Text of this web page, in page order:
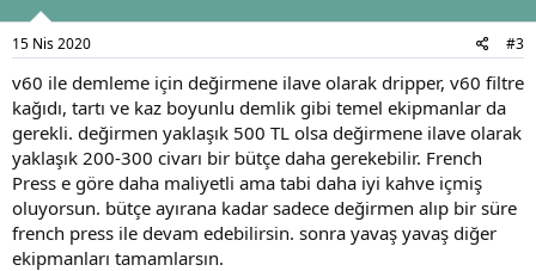
15 Nis 2020 #3
v60 ile demleme için değirmene ilave olarak dripper, v60 filtre
kağıdı, tartı ve kaz boyunlu demlik gibi temel ekipmanlar da
gerekli. değirmen yaklaşık 500 TL olsa değirmene ilave olarak
yaklaşık 200-300 civarı bir bütçe daha gerekebilir. French
Press e göre daha maliyetli ama tabi daha iyi kahve içmiş
oluyorsun. bütçe ayırana kadar sadece değirmen alıp bir süre
french press ile devam edebilirsin. sonra yavaş yavaş diğer
ekipmanları tamamlarsın.